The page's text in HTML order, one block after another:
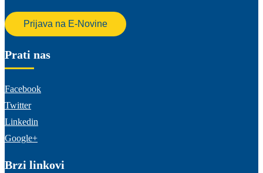
Prijava na E-Novine
Prati nas
Facebook
Twitter
Linkedin
Google+
Brzi linkovi